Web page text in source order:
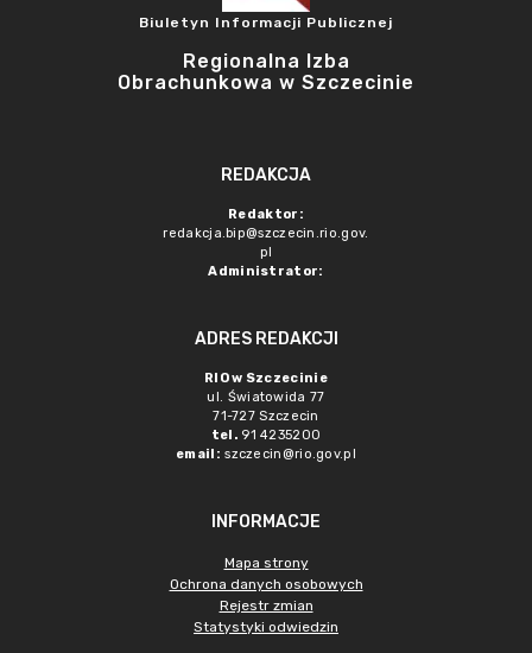
Biuletyn Informacji Publicznej
Regionalna Izba
Obrachunkowa w Szczecinie
REDAKCJA
Redaktor:
redakcja.bip@szczecin.rio.gov.
pl
Administrator:
ADRES REDAKCJI
RIO w Szczecinie
ul. Światowida 77
71-727 Szczecin
tel. 91 4235200
email: szczecin@rio.gov.pl
INFORMACJE
Mapa strony
Ochrona danych osobowych
Rejestr zmian
Statystyki odwiedzin